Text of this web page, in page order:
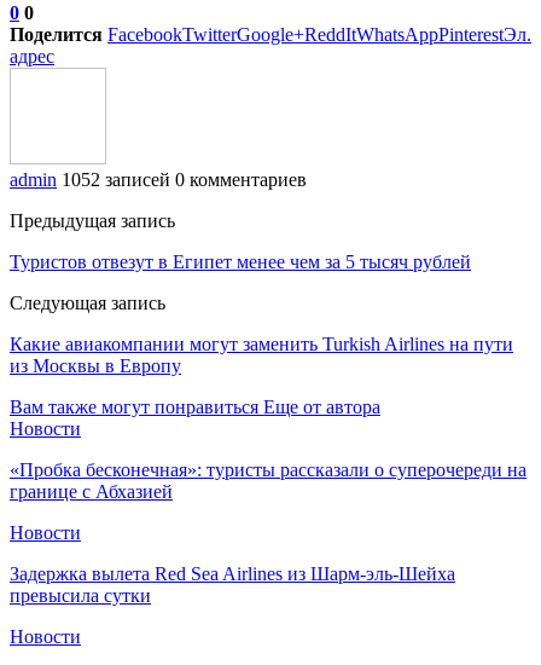
0 0
Поделится FacebookTwitterGoogle+ReddItWhatsAppPinterestЭл.
адрес
admin 1052 записей 0 комментариев
Предыдущая запись
Туристов отвезут в Египет менее чем за 5 тысяч рублей
Следующая запись
Какие авиакомпании могут заменить Turkish Airlines на пути
из Москвы в Европу
Вам также могут понравиться Еще от автора
Новости
«Пробка бесконечная»: туристы рассказали о суперочереди на
границе с Абхазией
Новости
Задержка вылета Red Sea Airlines из Шарм-эль-Шейха
превысила сутки
Новости